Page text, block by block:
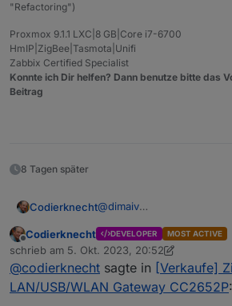
"Refactoring")
Proxmox 9.1.1 LXC|8 GB|Core i7-6700
HmIP|ZigBee|Tasmota|Unifi
Zabbix Certified Specialist
Konnte ich Dir helfen? Dann benutze bitte das
Beitrag
8 Tagen später
Codierknecht@dimaiv
und angelernt?
Ich habe (mit dem ZigStar
Firmware geflasht:
https://github.com/Koenkk/
firmware/blob/master/
Das hat laut Statuszeile
Aber wie lerne ich den
den Sonoff-Stick an?
Stehe da völlig auf dem
By the way: Hast Du noch
Offline
Codierknecht DEVELOPER MOST ACTIVE
schrieb am 5. Okt. 2023, 20:52
zuletzt editiert von Codierknecht
@codierknecht sagte in [Verkaufe]
LAN/USB/WLAN Gateway CC2652P: